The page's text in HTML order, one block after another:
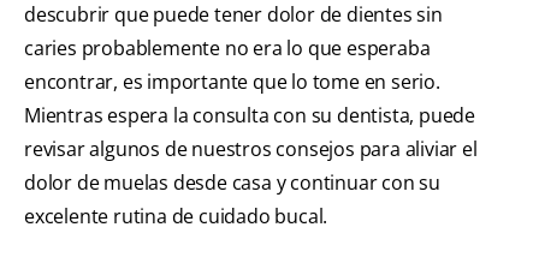
descubrir que puede tener dolor de dientes sin
caries probablemente no era lo que esperaba
encontrar, es importante que lo tome en serio.
Mientras espera la consulta con su dentista, puede
revisar algunos de nuestros consejos para aliviar el
dolor de muelas desde casa y continuar con su
excelente rutina de cuidado bucal.